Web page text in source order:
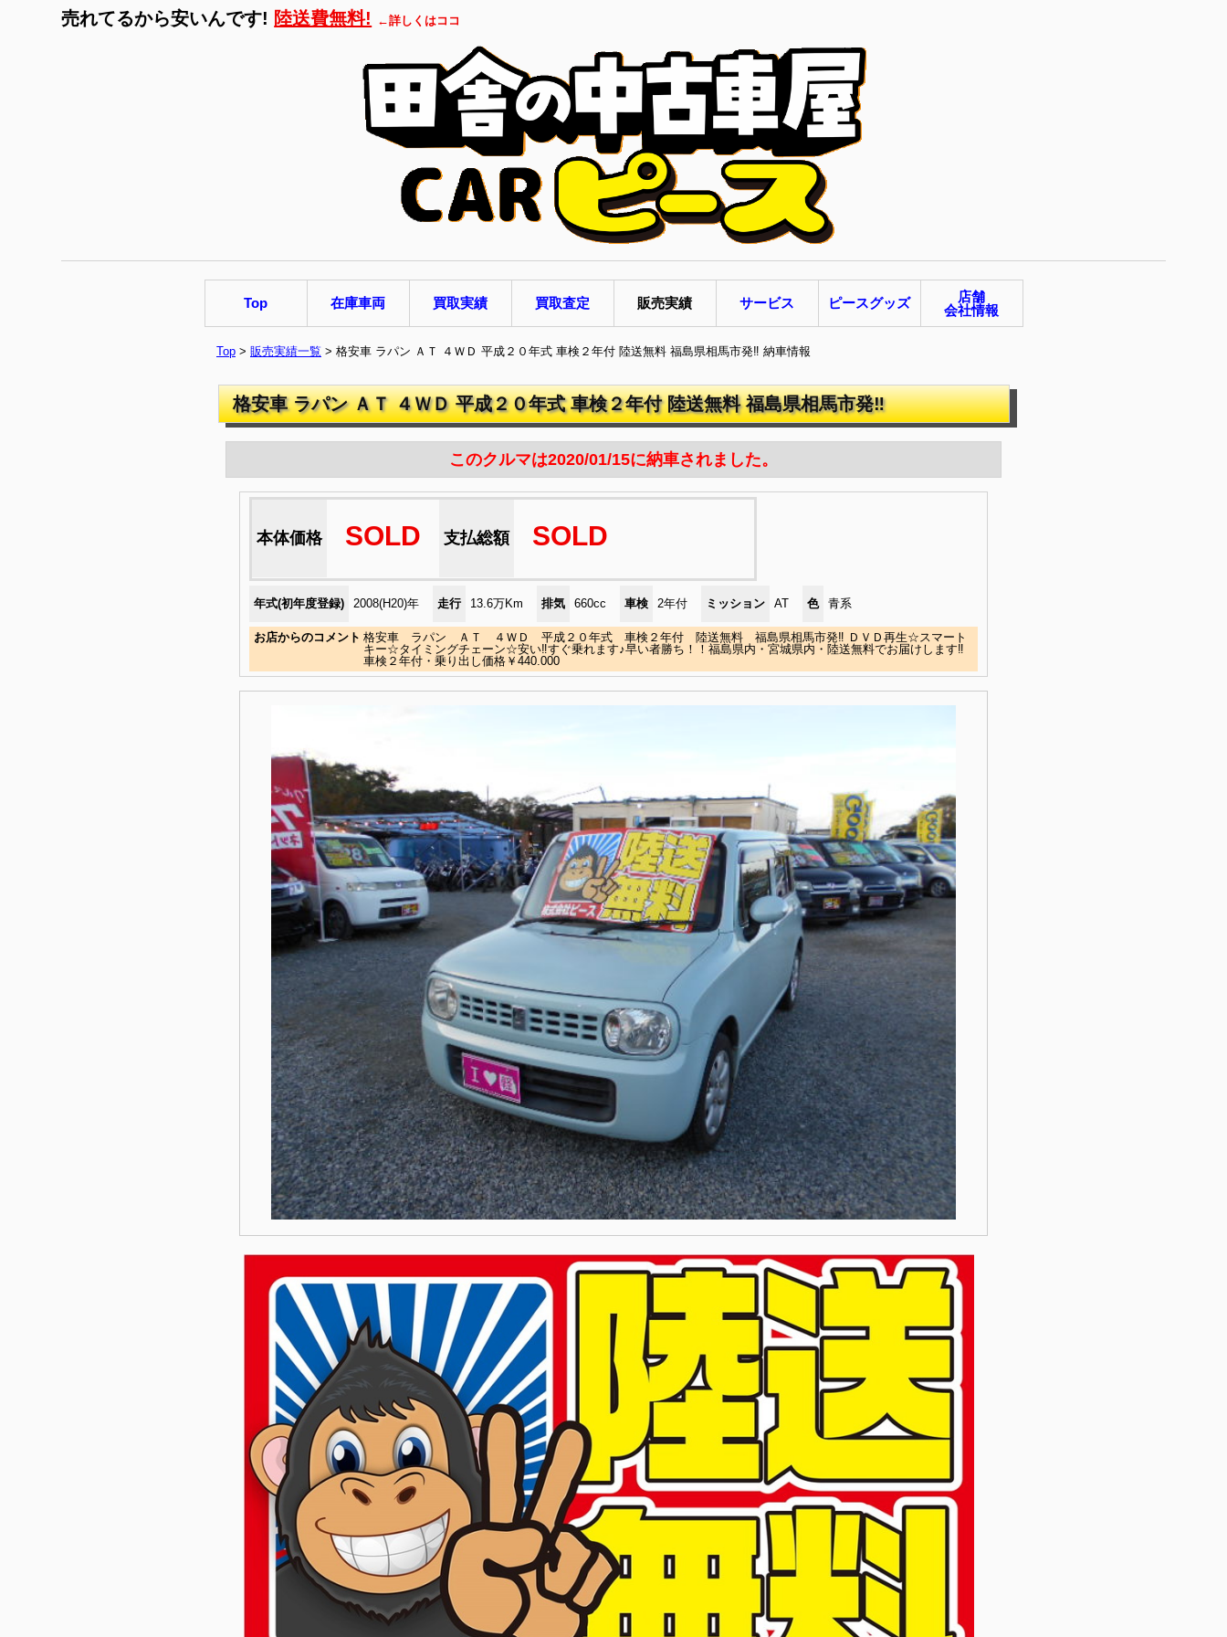
売れてるから安いんです! 陸送費無料! ←詳しくはココ
Top 在庫車両 買取実績 買取査定 販売実績 サービス ピースグッズ
店舗
会社情報
Top > 販売実績一覧 > 格安車 ラパン ＡＴ ４ＷＤ 平成２０年式 車検２年付 陸送無料 福島県相馬市発‼ 納車情報
格安車 ラパン ＡＴ ４ＷＤ 平成２０年式 車検２年付 陸送無料 福島県相馬市発‼
このクルマは2020/01/15に納車されました。
本体価格 SOLD 支払総額 SOLD
年式(初年度登録) 2008(H20)年 走行 13.6万Km 排気 660cc 車検 2年付 ミッション AT 色 青系
お店からのコメント 格安車 ラパン ＡＴ ４ＷＤ 平成２０年式 車検２年付 陸送無料 福島県相馬市発‼ ＤＶＤ再生☆スマート
キー☆タイミングチェーン☆安い‼すぐ乗れます♪早い者勝ち！！福島県内・宮城県内・陸送無料でお届けします‼
車検２年付・乗り出し価格￥440.000